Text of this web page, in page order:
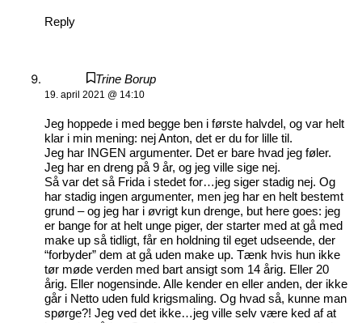
Reply
Trine Borup
19. april 2021 @ 14:10
Jeg hoppede i med begge ben i første halvdel, og var helt
klar i min mening: nej Anton, det er du for lille til.
Jeg har INGEN argumenter. Det er bare hvad jeg føler.
Jeg har en dreng på 9 år, og jeg ville sige nej.
Så var det så Frida i stedet for…jeg siger stadig nej. Og
har stadig ingen argumenter, men jeg har en helt bestemt
grund – og jeg har i øvrigt kun drenge, but here goes: jeg
er bange for at helt unge piger, der starter med at gå med
make up så tidligt, får en holdning til eget udseende, der
“forbyder” dem at gå uden make up. Tænk hvis hun ikke
tør møde verden med bart ansigt som 14 årig. Eller 20
årig. Eller nogensinde. Alle kender en eller anden, der ikke
går i Netto uden fuld krigsmaling. Og hvad så, kunne man
spørge?! Jeg ved det ikke…jeg ville selv være ked af at